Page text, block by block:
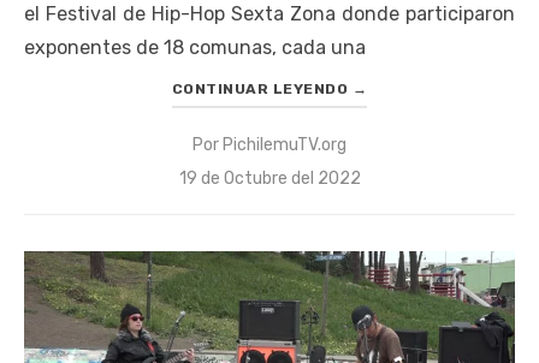
el Festival de Hip-Hop Sexta Zona donde participaron
exponentes de 18 comunas, cada una
CONTINUAR LEYENDO →
Por PichilemuTV.org
Publicado
19 de Octubre del 2022